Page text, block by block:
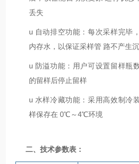
丢失
u 自动排空功能：每次采样完毕
内存水，以保证采样管 路不产生
u 防溢功能：用户可设置留样瓶
的留样后停止留样
u 水样冷藏功能：采用高效制冷
样保存在 0℃～4℃环境
二、 技术参数表 ：